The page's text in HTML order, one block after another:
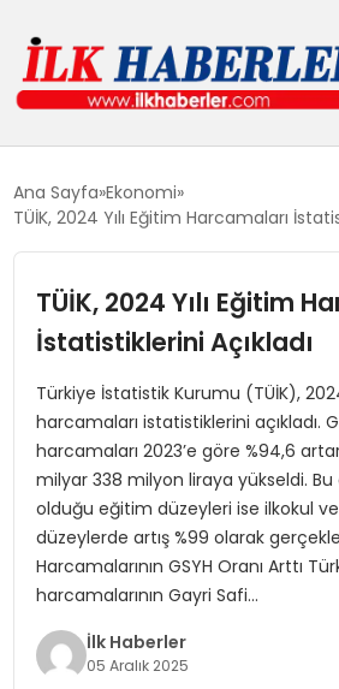
EKONOMI
MAGAZIN
SIYASET
SPOR
Ana Sayfa Ekonomi
TÜİK, 2024 Yılı Eğitim Harcamaları
TÜİK, 2024 Yılı Eğitim
İstatistiklerini Açıkladı
Türkiye İstatistik Kurumu (TÜİK),
harcamaları istatistiklerini açıkladı.
harcamaları 2023’e göre %94,6
milyar 338 milyon liraya yükseldi. Bu
olduğu eğitim düzeyleri ise ilkokul
düzeylerde artış %99 olarak
Harcamalarının GSYH Oranı Arttı
harcamalarının Gayri Safi…
İlk Haberler
05 Aralık 2025